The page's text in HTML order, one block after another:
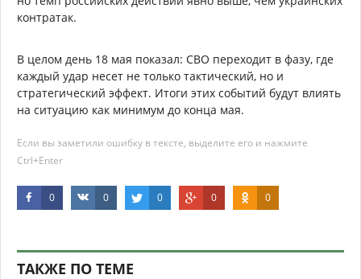
контратак.
В целом день 18 мая показал: СВО переходит в фазу, где
каждый удар несет не только тактический, но и
стратегический эффект. Итоги этих событий будут влиять
на ситуацию как минимум до конца мая.
Если вы заметили ошибку в тексте, выделите его и нажмите
Ctrl+Enter
0 0 0 0 0
ТАКЖЕ ПО ТЕМЕ